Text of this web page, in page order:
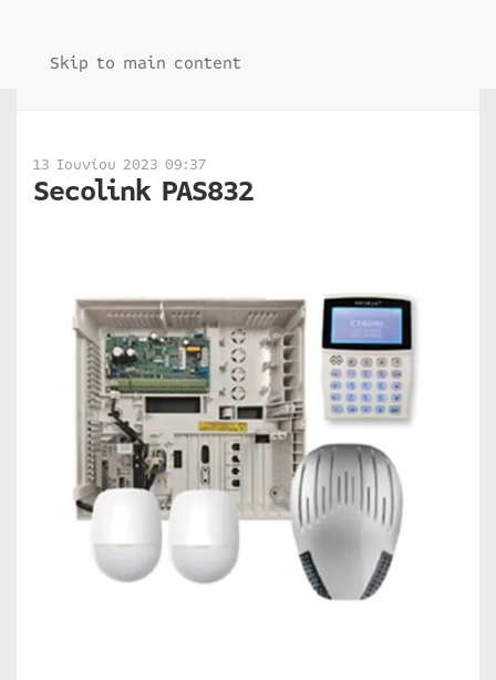
Skip to main content
13 Ιουνίου 2023 09:37
Secolink PAS832